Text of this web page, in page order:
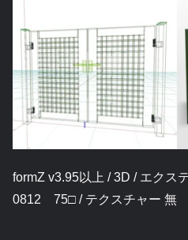
formZ v3.95以上 / 3D / エクス
0812 75□ / テクスチャー 無